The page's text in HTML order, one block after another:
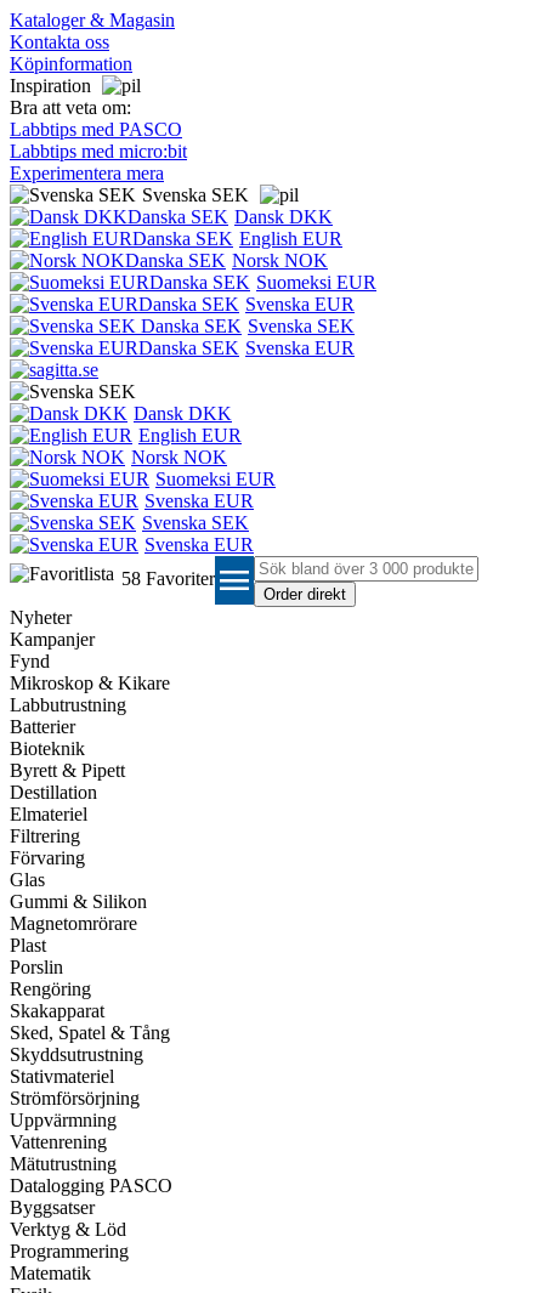
Kataloger & Magasin
Kontakta oss
Köpinformation
Inspiration
Bra att veta om:
Labbtips med PASCO
Labbtips med micro:bit
Experimentera mera
Svenska SEK
Dansk DKK
English EUR
Norsk NOK
Suomeksi EUR
Svenska EUR
Svenska SEK
Svenska EUR
Dansk DKK
English EUR
Norsk NOK
Suomeksi EUR
Svenska EUR
Svenska SEK
Svenska EUR
58 Favoriter menu
Nyheter
Kampanjer
Fynd
Mikroskop & Kikare
Labbutrustning
Batterier
Bioteknik
Byrett & Pipett
Destillation
Elmateriel
Filtrering
Förvaring
Glas
Gummi & Silikon
Magnetomrörare
Plast
Porslin
Rengöring
Skakapparat
Sked, Spatel & Tång
Skyddsutrustning
Stativmateriel
Strömförsörjning
Uppvärmning
Vattenrening
Mätutrustning
Datalogging PASCO
Byggsatser
Verktyg & Löd
Programmering
Matematik